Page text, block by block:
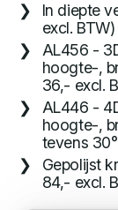
In diepte
excl. BTW)
AL456 -
hoogte-,
36,- excl.
AL446 -
hoogte-,
tevens
Gepolijst
84,- excl.